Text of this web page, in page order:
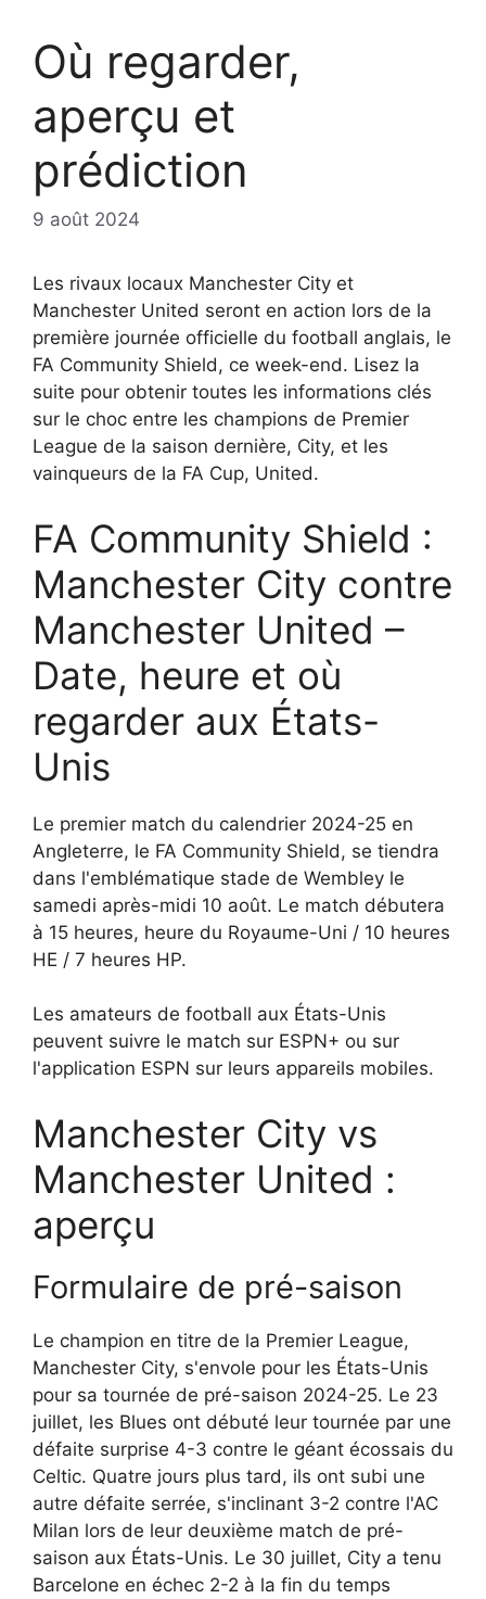
Où regarder,
aperçu et
prédiction
9 août 2024
Les rivaux locaux Manchester City et
Manchester United seront en action lors de la
première journée officielle du football anglais, le
FA Community Shield, ce week-end. Lisez la
suite pour obtenir toutes les informations clés
sur le choc entre les champions de Premier
League de la saison dernière, City, et les
vainqueurs de la FA Cup, United.
FA Community Shield :
Manchester City contre
Manchester United –
Date, heure et où
regarder aux États-
Unis
Le premier match du calendrier 2024-25 en
Angleterre, le FA Community Shield, se tiendra
dans l'emblématique stade de Wembley le
samedi après-midi 10 août. Le match débutera
à 15 heures, heure du Royaume-Uni / 10 heures
HE / 7 heures HP.
Les amateurs de football aux États-Unis
peuvent suivre le match sur ESPN+ ou sur
l'application ESPN sur leurs appareils mobiles.
Manchester City vs
Manchester United :
aperçu
Formulaire de pré-saison
Le champion en titre de la Premier League,
Manchester City, s'envole pour les États-Unis
pour sa tournée de pré-saison 2024-25. Le 23
juillet, les Blues ont débuté leur tournée par une
défaite surprise 4-3 contre le géant écossais du
Celtic. Quatre jours plus tard, ils ont subi une
autre défaite serrée, s'inclinant 3-2 contre l'AC
Milan lors de leur deuxième match de pré-
saison aux États-Unis. Le 30 juillet, City a tenu
Barcelone en échec 2-2 à la fin du temps